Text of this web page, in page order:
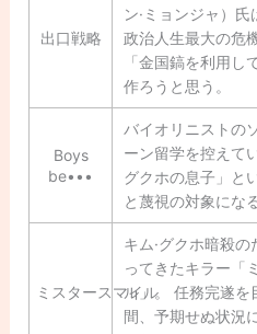
出口戦略
ン·ミョンジャ）
政治人生最大の危
「金国鎬を利用し
作ろうと思う。
Boys
be•••
バイオリニストの
ーン留学を控えて
グクホの息子」と
と蔑視の対象になる
ミスタースマイル
キム·グクホ暗殺
ってきたキラー「
ル」。 任務完遂を
間、予期せぬ状況